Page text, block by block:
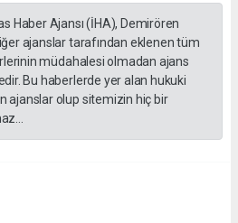
Haber Ajansı (İHA), Demirören
ajanslar tarafından eklenen tüm
müdahalesi olmadan ajans
Bu haberlerde yer alan hukuki
ajanslar olup sitemizin hiç bir